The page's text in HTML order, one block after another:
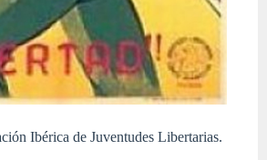
Ibérica de Juventudes Libertarias.